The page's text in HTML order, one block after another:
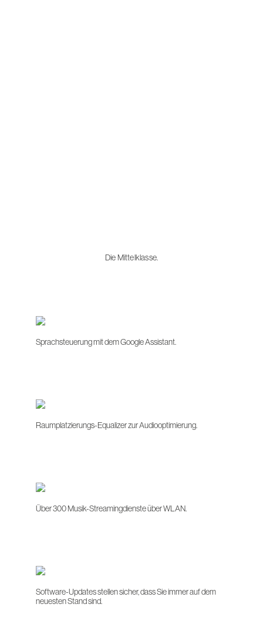
Die Mittelklasse.
Kompakt und ausdrucksstark.
Sprachsteuerung mit dem Google Assistant.
Raumplatzierungs-Equalizer zur Audiooptimierung.
Über 300 Musik-Streamingdienste über WLAN.
Software-Updates stellen sicher, dass Sie immer auf dem
neuesten Stand sind.